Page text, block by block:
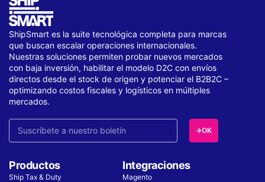
ShipSmart es la suite tecnológica completa para marcas
que buscan escalar operaciones internacionales.
Nuestras soluciones permiten probar nuevos mercados
con baja inversión, habilitar el modelo D2C con envíos
directos desde el stock de origen y potenciar el B2B2C –
optimizando costos fiscales y logísticos en múltiples
mercados.
OK
Productos
Ship Tax & Duty
Integraciones
Magento